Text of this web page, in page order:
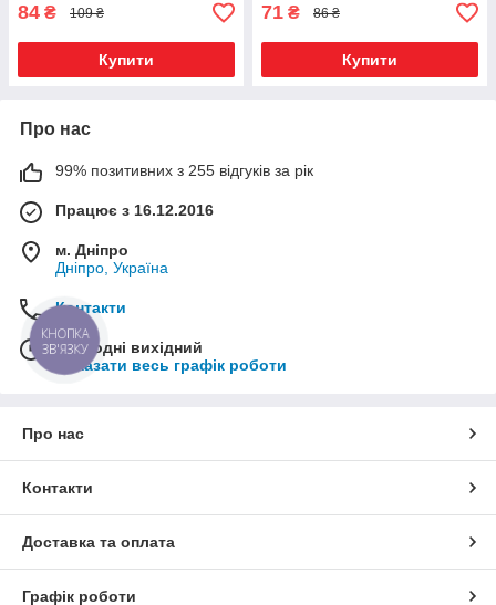
84 ₴ 109 ₴
Купити
71 ₴ 86 ₴
Купити
Про нас
99% позитивних з 255 відгуків за рік
Працює з 16.12.2016
м. Дніпро
Дніпро, Україна
Контакти
Сьогодні вихідний
Показати весь графік роботи
Про нас
Контакти
Доставка та оплата
Графік роботи
КНОПКА
ЗВ'ЯЗКУ